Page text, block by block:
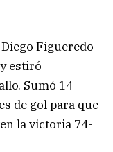
Figueredo
estiró
Sumó 14
de gol para que
la victoria 74-